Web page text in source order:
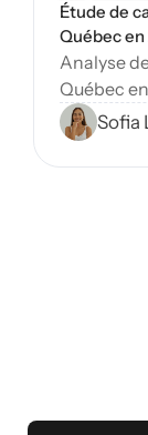
Étude de
Québec en
Analyse
Québec
pour
manière
Sofia